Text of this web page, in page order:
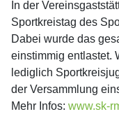
In der
Sportkreistag des
Dabei wurde das
einstimmig entlastet.
lediglich
der Versammlung
Mehr Infos: www.sk-